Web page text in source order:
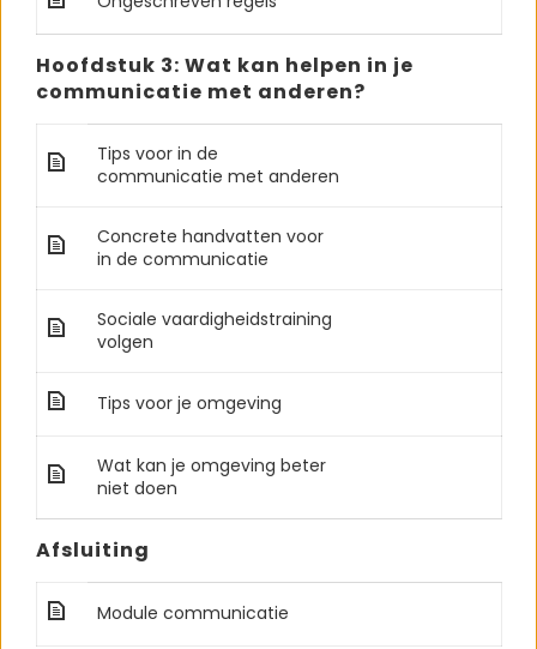
Hoofdstuk 3: Wat kan helpen in je
communicatie met anderen?
Tips voor in de
communicatie met anderen
Concrete handvatten voor
in de communicatie
Sociale vaardigheidstraining
volgen
Tips voor je omgeving
Wat kan je omgeving beter
niet doen
Afsluiting
Module communicatie